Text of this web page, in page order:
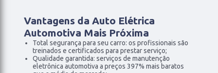
Vantagens da Auto Elétrica
Automotiva Mais Próxima
Total segurança para seu carro: os profissionais são
treinados e certificados para prestar serviço;
Qualidade garantida: serviços de manutenção
eletrônica automotiva a preços 397% mais baratos